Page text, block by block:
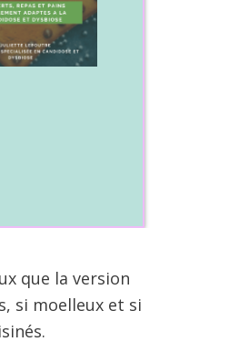
que la version
si moelleux et si